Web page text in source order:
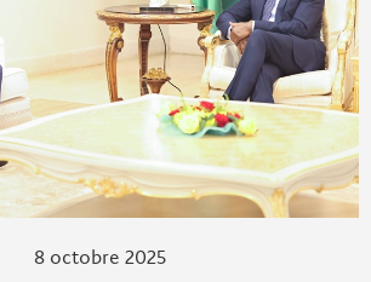
8 octobre 2025